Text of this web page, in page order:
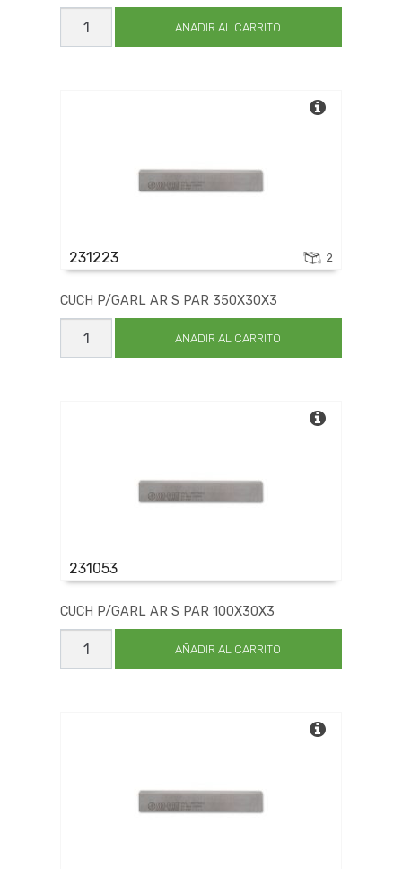
CUCH
P/GARL
AR
AÑADIR AL CARRITO
231223 2
CUCH P/GARL AR S PAR 350X30X3
CUCH
P/GARL
AR
AÑADIR AL CARRITO
231053
CUCH P/GARL AR S PAR 100X30X3
CUCH
P/GARL
AR
AÑADIR AL CARRITO